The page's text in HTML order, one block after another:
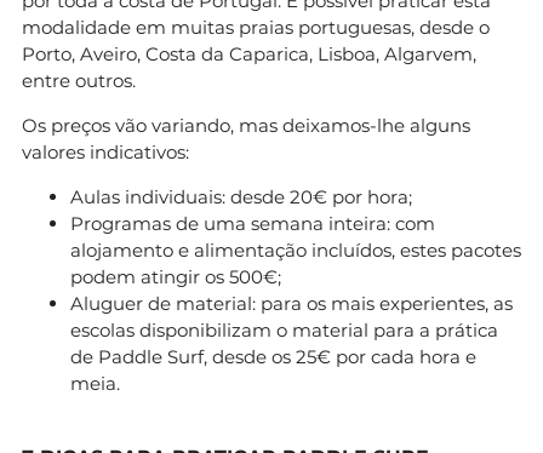
modalidade em muitas praias portuguesas, desde o
Porto, Aveiro, Costa da Caparica, Lisboa, Algarvem,
entre outros.
Os preços vão variando, mas deixamos-lhe alguns
valores indicativos:
Aulas individuais: desde 20€ por hora;
Programas de uma semana inteira: com
alojamento e alimentação incluídos, estes pacotes
podem atingir os 500€;
Aluguer de material: para os mais experientes, as
escolas disponibilizam o material para a prática
de Paddle Surf, desde os 25€ por cada hora e
meia.